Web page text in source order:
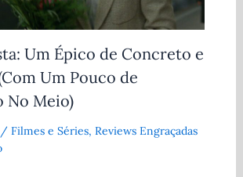
Um Épico de Concreto e
Um Pouco de
No Meio)
/ Filmes e Séries, Reviews Engraçadas